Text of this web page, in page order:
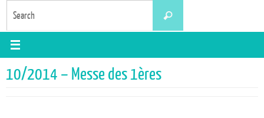
Search
10/2014 – Messe des 1ères